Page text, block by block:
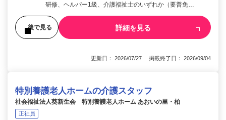
研修、ヘルパー1級、介護福祉士のいずれか（要普免…
後で見る 詳細を見る
更新日： 2026/07/27 掲載終了日： 2026/09/04
特別養護老人ホームの介護スタッフ
社会福祉法人葵新生会 特別養護老人ホーム あおいの里・柏
正社員